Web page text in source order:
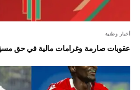
أخبار وطنية
عقوبات صارمة وغرامات مالية في حق